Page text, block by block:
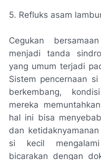
5. Refluks asam
Cegukan
menjadi tanda
yang umum terjadi
Sistem pencernaan
berkembang,
mereka
hal ini bisa
dan
si kecil
bicarakan dengan